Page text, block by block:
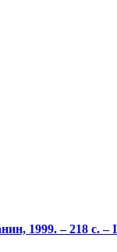
1999. – 218 с. –